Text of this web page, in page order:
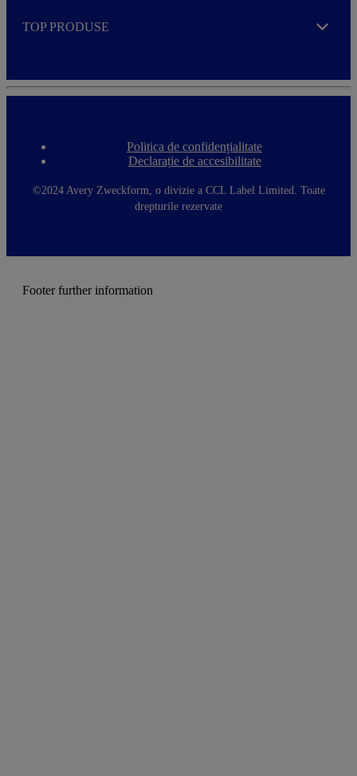
TOP PRODUSE Expand
F
o
t
e
Politica de confidențialitate
Declarație de accesibilitate
©2024 Avery Zweckform, o divizie a CCL Label Limited. Toate
drepturile rezervate
Footer further information